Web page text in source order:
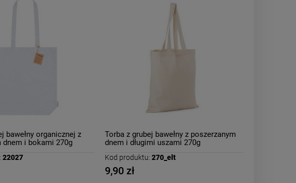
bawełny organicznej z
dnem i bokami 270g
22027
Torba z grubej bawełny z poszerzanym
dnem i długimi uszami 270g
Kod produktu: 270_elt
9,90 zł